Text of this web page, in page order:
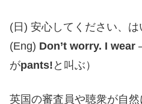
(日) 安心してください、は
(Eng) Don’t worry. I wear
がpants! と叫ぶ）
英国の審査員や聴衆が自然